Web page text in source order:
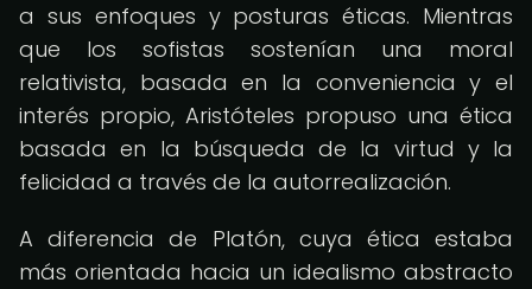
a sus enfoques y posturas éticas. Mientras
que los sofistas sostenían una moral
relativista, basada en la conveniencia y el
interés propio, Aristóteles propuso una ética
basada en la búsqueda de la virtud y la
felicidad a través de la autorrealización.
A diferencia de Platón, cuya ética estaba
más orientada hacia un idealismo abstracto